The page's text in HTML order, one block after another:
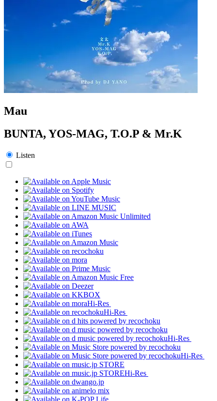
Mau
BUNTA, YOS-MAG, T.O.P & Mr.K
Listen
Hi-Res
Hi-Res
Hi-Res
Hi-Res
Hi-Res